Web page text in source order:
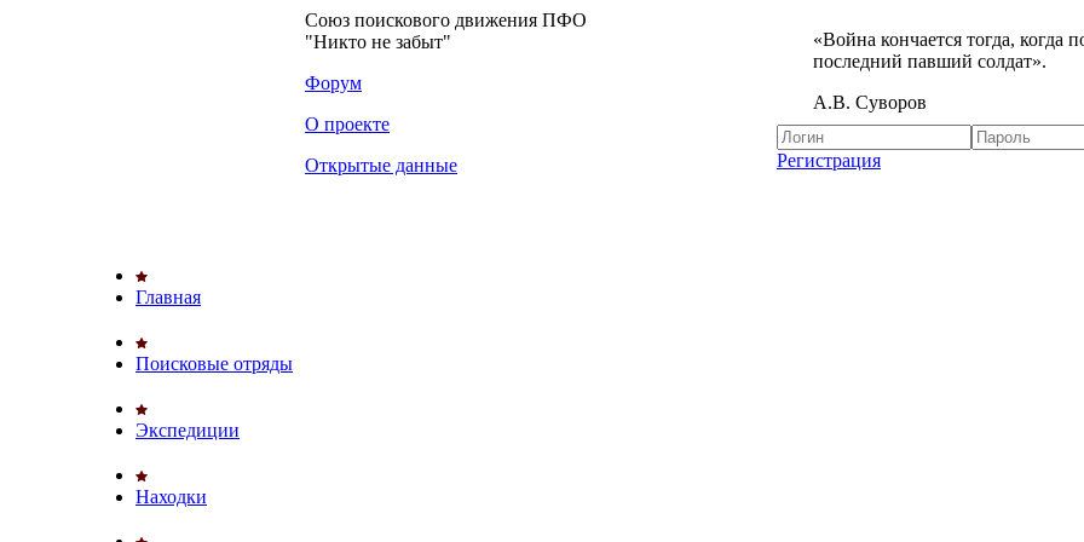
Союз поискового движения ПФО
"Никто не забыт"
Форум
О проекте
Открытые данные
«Война кончается тогда, когда
последний павший солдат».
А.В. Суворов
Регистрация
Главная
Поисковые отряды
Экспедиции
Находки